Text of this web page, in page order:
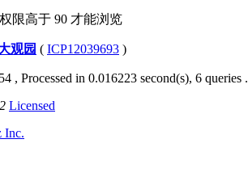
限高于 90 才能浏览
观园 ( ICP12039693 )
, Processed in 0.016223 second(s), 6 queries .
Licensed
Inc.